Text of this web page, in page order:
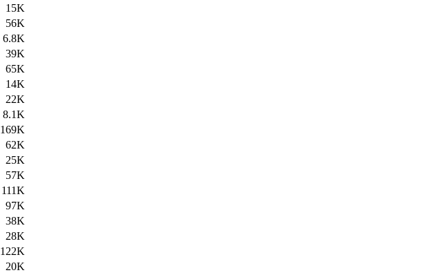
15K
56K
6.8K
39K
65K
14K
22K
8.1K
169K
62K
25K
57K
111K
97K
38K
28K
122K
20K